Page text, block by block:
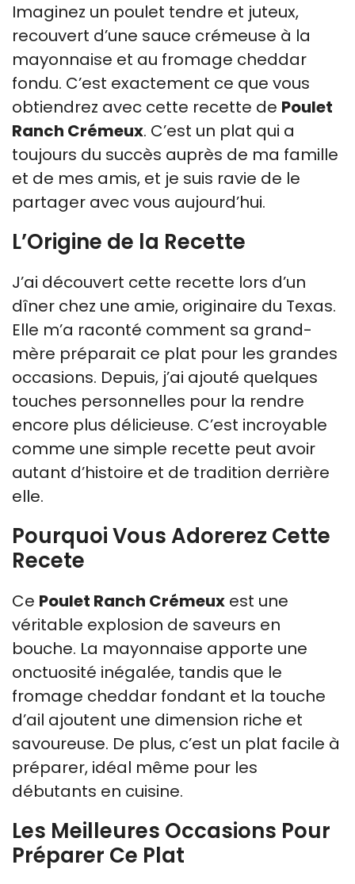
Imaginez un poulet tendre et juteux,
recouvert d’une sauce crémeuse à la
mayonnaise et au fromage cheddar
fondu. C’est exactement ce que vous
obtiendrez avec cette recette de Poulet
Ranch Crémeux. C’est un plat qui a
toujours du succès auprès de ma famille
et de mes amis, et je suis ravie de le
partager avec vous aujourd’hui.
L’Origine de la Recette
J’ai découvert cette recette lors d’un
dîner chez une amie, originaire du Texas.
Elle m’a raconté comment sa grand-
mère préparait ce plat pour les grandes
occasions. Depuis, j’ai ajouté quelques
touches personnelles pour la rendre
encore plus délicieuse. C’est incroyable
comme une simple recette peut avoir
autant d’histoire et de tradition derrière
elle.
Pourquoi Vous Adorerez Cette
Recete
Ce Poulet Ranch Crémeux est une
véritable explosion de saveurs en
bouche. La mayonnaise apporte une
onctuosité inégalée, tandis que le
fromage cheddar fondant et la touche
d’ail ajoutent une dimension riche et
savoureuse. De plus, c’est un plat facile à
préparer, idéal même pour les
débutants en cuisine.
Les Meilleures Occasions Pour
Préparer Ce Plat